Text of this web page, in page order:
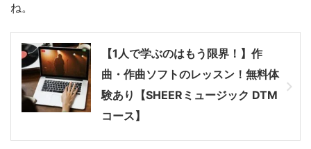
ね。
【1人で学ぶのはもう限界！】作
曲・作曲ソフトのレッスン！無料体
験あり【SHEERミュージック DTM
コース】